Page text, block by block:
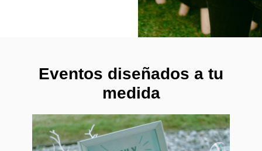
Eventos diseñados a tu
medida